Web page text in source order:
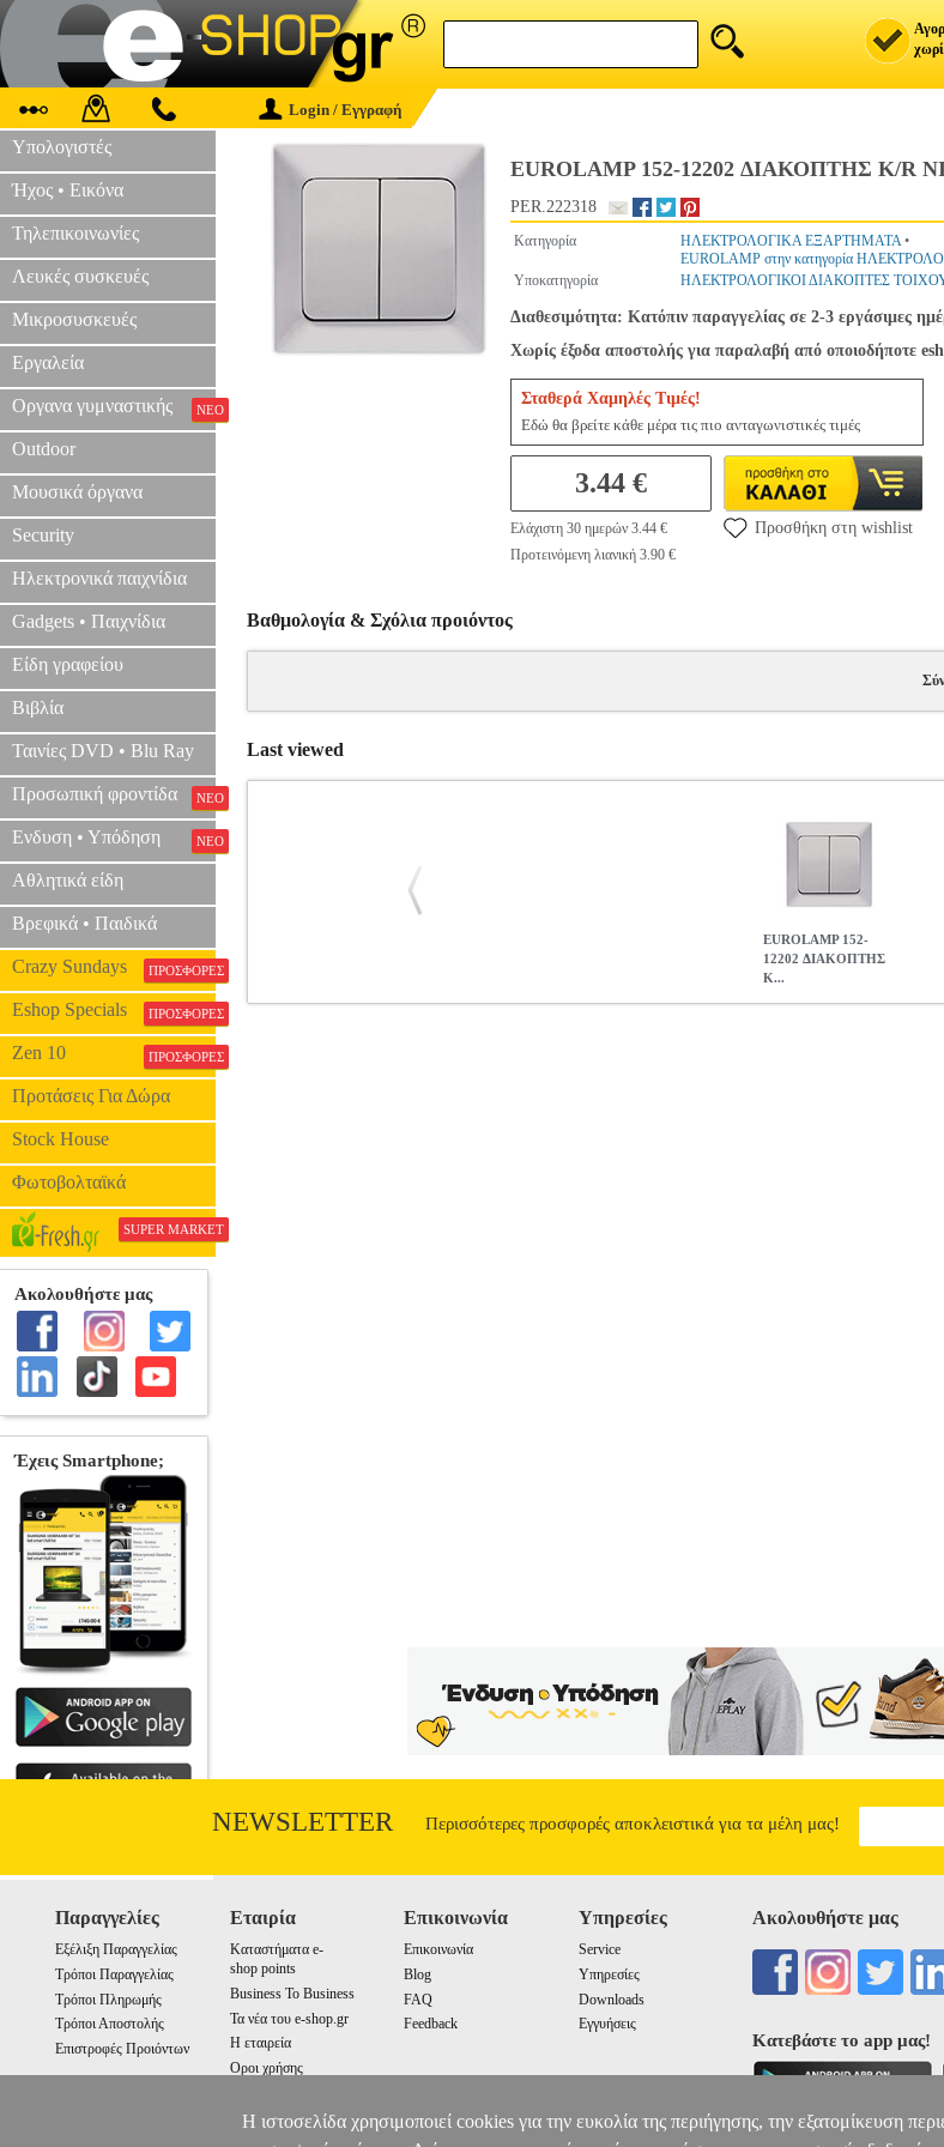
Login / Εγγραφή
Υπολογιστές
Ήχος • Εικόνα
Τηλεπικοινωνίες
Λευκές συσκευές
Μικροσυσκευές
Εργαλεία
Οργανα γυμναστικής ΝΕΟ
Outdoor
Μουσικά όργανα
Security
Ηλεκτρονικά παιχνίδια
Gadgets • Παιχνίδια
Είδη γραφείου
Βιβλία
Ταινίες DVD • Blu Ray
Προσωπική φροντίδα ΝΕΟ
Ενδυση • Υπόδηση ΝΕΟ
Αθλητικά είδη
Βρεφικά • Παιδικά
Crazy Sundays ΠΡΟΣΦΟΡΕΣ
Eshop Specials ΠΡΟΣΦΟΡΕΣ
Zen 10 ΠΡΟΣΦΟΡΕΣ
Προτάσεις Για Δώρα
Stock House
Φωτοβολταϊκά
SUPER MARKET
EUROLAMP 152-12202 ΔΙΑΚΟΠΤΗΣ K/R
PER.222318
Κατηγορία ΗΛΕΚΤΡΟΛΟΓΙΚΑ ΕΞΑΡΤΗΜΑΤΑ•
EUROLAMP στην κατηγορία
Υποκατηγορία
ΗΛΕΚΤΡΟΛΟΓΙΚΟΙ ΔΙΑΚΟΠΤΕΣ
Διαθεσιμότητα: Κατόπιν παραγγελίας σε 2-3 εργάσιμες
Χωρίς έξοδα αποστολής για παραλαβή από οποιοδήποτε
Σταθερά Χαμηλές Τιμές!
Εδώ θα βρείτε κάθε μέρα τις πιο ανταγωνιστικές τιμές
3.44 €
Ελάχιστη 30 ημερών 3.44 €
Προτεινόμενη λιανική 3.90 €
Προσθήκη στη wishlist
Βαθμολογία & Σχόλια προιόντος
Last viewed
EUROLAMP 152-
12202 ΔΙΑΚΟΠΤΗΣ
K...
NEWSLETTER Περισσότερες προσφορές αποκλειστικά για τα μέλη μας!
Παραγγελίες
Εξέλιξη Παραγγελίας
Τρόποι Παραγγελίας
Τρόποι Πληρωμής
Τρόποι Αποστολής
Επιστροφές Προιόντων
Εταιρία
Καταστήματα e-
shop points
Business To Business
Τα νέα του e-shop.gr
Η εταιρεία
Οροι χρήσης
Επικοινωνία
Επικοινωνία
Blog
FAQ
Feedback
Υπηρεσίες
Service
Υπηρεσίες
Downloads
Εγγυήσεις
Ακολουθήστε μας
Κατεβάστε το app μας!
Η ιστοσελίδα χρησιμοποιεί cookies για την ευκολία της περιήγησης, την εξατομίκευση